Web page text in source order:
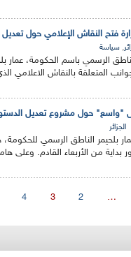
فتح النقاش الإعلامي حول تعديل
, سياسة
الرسمي باسم الحكومة، عمار
المتعلقة بالنقاش الاعلامي
"واسع" حول مشروع تعديل الدستور
الجزائر
بلحيمر الناطق الرسمي
بداية من الأربعاء القادم. وعلى
…
2
3
4